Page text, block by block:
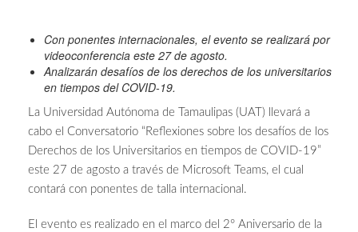
Con ponentes internacionales, el evento se realizará por
videoconferencia este 27 de agosto.
Analizarán desafíos de los derechos de los universitarios
en tiempos del COVID-19.
La Universidad Autónoma de Tamaulipas (UAT) llevará a
cabo el Conversatorio “Reflexiones sobre los desafíos de los
Derechos de los Universitarios en tiempos de COVID-19”
este 27 de agosto a través de Microsoft Teams, el cual
contará con ponentes de talla internacional.
El evento es realizado en el marco del 2° Aniversario de la